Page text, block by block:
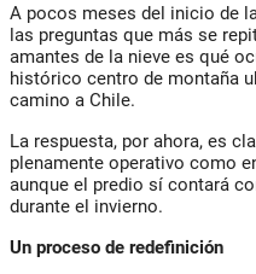
A pocos meses del inicio de
las preguntas que más se
amantes de la nieve es qué
histórico centro de montaña
camino a Chile.
La respuesta, por ahora, es
plenamente operativo como
aunque el predio sí contará
durante el invierno.
Un proceso de redefinición